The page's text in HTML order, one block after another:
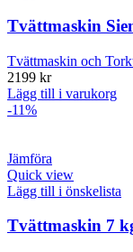
Tvättmaskin
Tvättmaskin och
2199 kr
Lägg till i varukorg
-11%
Jämföra
Quick view
Lägg till i önskelista
Tvättmaskin 7